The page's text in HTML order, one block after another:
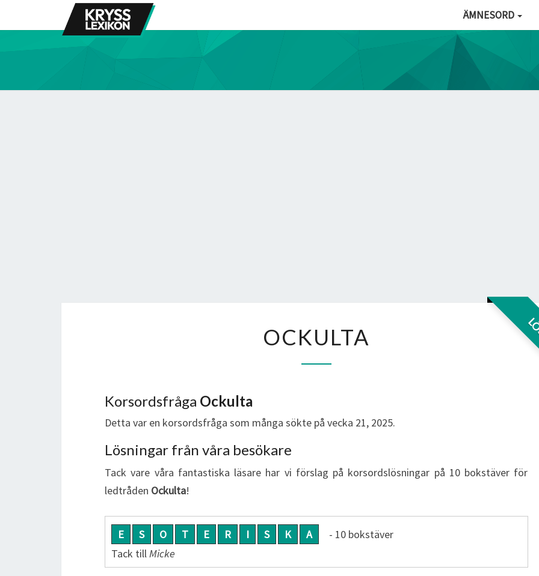
ÄMNESORD
OCKULTA
Korsordsfråga Ockulta
Detta var en korsordsfråga som många sökte på vecka 21, 2025.
Lösningar från våra besökare
Tack vare våra fantastiska läsare har vi förslag på korsordslösningar på 10 bokstäver för
ledtråden Ockulta!
E S O T E R I S K A
- 10 bokstäver
Tack tillMicke